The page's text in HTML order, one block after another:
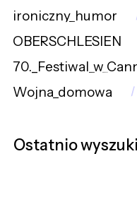
ironiczny_humor
OBERSCHLESIEN
Wojna_domowa
Ostatnio